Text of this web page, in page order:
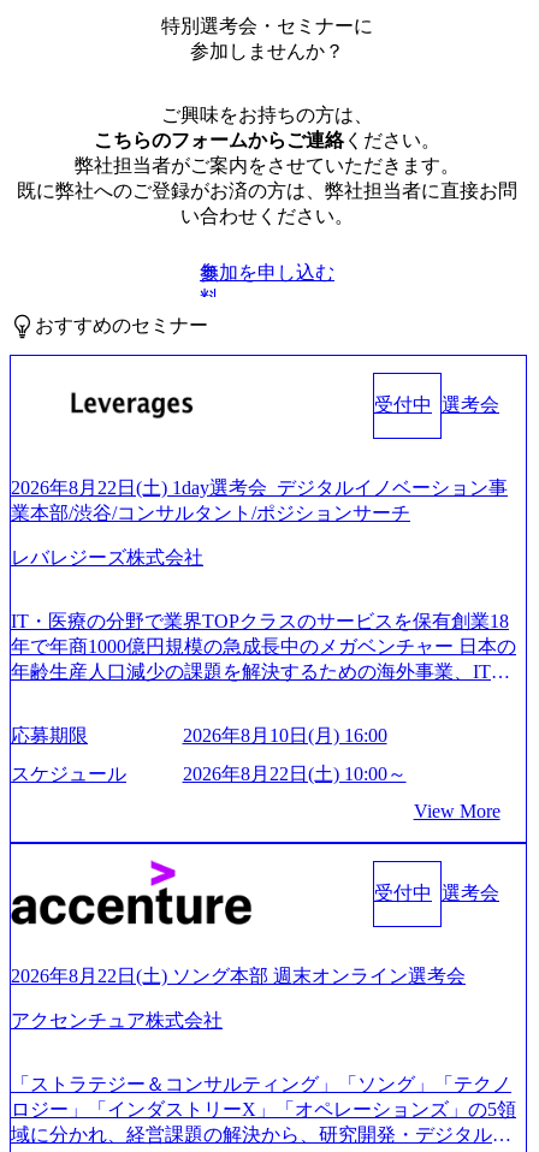
特別選考会・セミナーに
参加しませんか？
ご興味をお持ちの方は、
こちらのフォームからご連絡ください。
弊社担当者がご案内をさせていただきます。
既に弊社へのご登録がお済の方は、弊社担当者に直接お問
い合わせください。
無
料
参加を申し込む
おすすめのセミナー
受付中 選考会
2026年8月22日(土) 1day選考会_デジタルイノベーション事
業本部/渋谷/コンサルタント/ポジションサーチ
レバレジーズ株式会社
IT・医療の分野で業界TOPクラスのサービスを保有創業18
年で年商1000億円規模の急成長中のメガベンチャー 日本の
年齢生産人口減少の課題を解決するための海外事業、IT事
以上の事業を展開する オールインハウスの組織体制をとっ
ており社内で新しい事業開発などの人員調達できる 独立資
本経営をとっており、事業創造の自由度が高い https://storag
s/20240925162633_7242d0de-3e54-4f03-b076-00318d5c0dff_120
0x644.webp レバレジーズ株式会社 会社説明資料 (https://spea
kerdeck.com/leverages/leverages-hui-she-shao-jie-zi-liao-zhong-tu-
cai-yong-xiang-ke) 「働く人」「事業・サービス」「カルチャ
ー」など、レバレジーズのリアルを取り上げています！ (htt
「外国人留学生等受入環境整備事業委託業務」を受託 (http
s://prtimes.jp/main/html/rd/p/000000612.000010591.html) レバレ
ジーズ、モチベーション管理システム「NALYSYS」リリー
m/@leveragesCh) レバレジーズで活躍するメンバー紹介！〜
管理職種編 〜 (https://www.youtube.com/watch?v=RETwZKac2
UI) レバレジーズで活躍するメンバー紹介！〜 営業職種編
応募期限
2026年8月10日(月) 16:00
スケジュール
2026年8月22日(土) 10:00～
View More
受付中 選考会
2026年8月22日(土) ソング本部 週末オンライン選考会
アクセンチュア株式会社
「ストラテジー＆コンサルティング」「ソング」「テクノ
ロジー」「インダストリーX」「オペレーションズ」の5領
域に分かれ、経営課題の解決から、研究開発・デジタル・